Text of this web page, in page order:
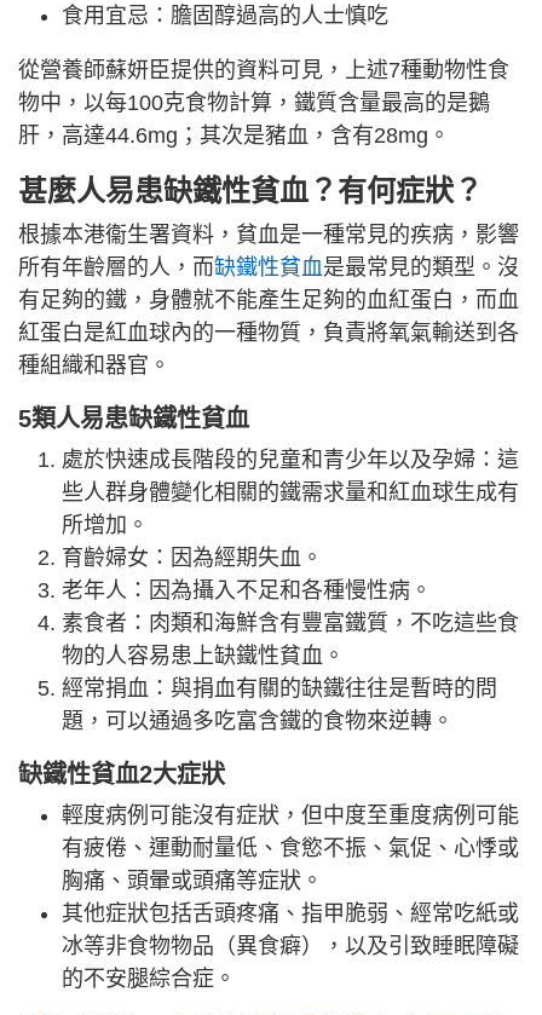
食用宜忌：膽固醇過高的人士慎吃
從營養師蘇妍臣提供的資料可見，上述7種動物性食
物中，以每100克食物計算，鐵質含量最高的是鵝
肝，高達44.6mg；其次是豬血，含有28mg。
甚麼人易患缺鐵性貧血？有何症狀？
根據本港衞生署資料，貧血是一種常見的疾病，影響
所有年齡層的人，而缺鐵性貧血是最常見的類型。沒
有足夠的鐵，身體就不能產生足夠的血紅蛋白，而血
紅蛋白是紅血球內的一種物質，負責將氧氣輸送到各
種組織和器官。
5類人易患缺鐵性貧血
處於快速成長階段的兒童和青少年以及孕婦：這
些人群身體變化相關的鐵需求量和紅血球生成有
所增加。
育齡婦女：因為經期失血。
老年人：因為攝入不足和各種慢性病。
素食者：肉類和海鮮含有豐富鐵質，不吃這些食
物的人容易患上缺鐵性貧血。
經常捐血：與捐血有關的缺鐵往往是暫時的問
題，可以通過多吃富含鐵的食物來逆轉。
缺鐵性貧血2大症狀
輕度病例可能沒有症狀，但中度至重度病例可能
有疲倦、運動耐量低、食慾不振、氣促、心悸或
胸痛、頭暈或頭痛等症狀。
其他症狀包括舌頭疼痛、指甲脆弱、經常吃紙或
冰等非食物物品（異食癖），以及引致睡眠障礙
的不安腿綜合症。